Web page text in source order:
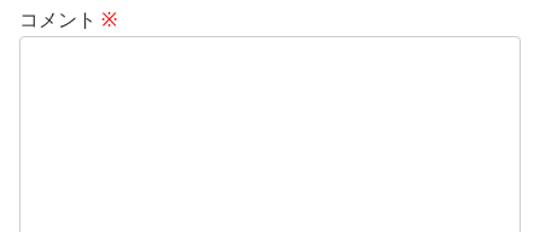
コメント ※